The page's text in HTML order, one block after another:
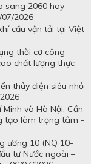
sang 2060 hay
2026
cầu vận tải tại Việt
thời cơ công
chất lượng thực
thủy điện siêu nhỏ
và Hà Nội: Cần
tạo làm trọng tâm -
ương 10 (NQ 10-
tư Nước ngoài –